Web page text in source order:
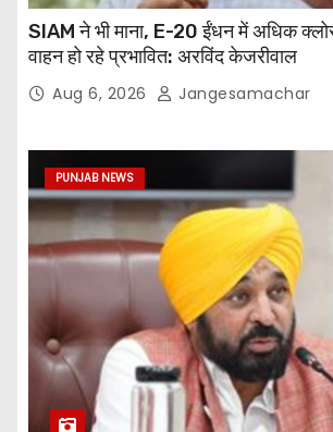
SIAM ने भी माना, E-20 ईंधन में अधिक
वाहन हो रहे प्रभावित: अरविंद केजरीवाल
Aug 6, 2026 Jangesamachar
PUNJAB NEWS